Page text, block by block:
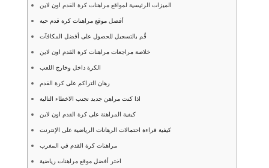
الميزات الرئيسية لمواقع مراهنات كرة القدم اون لاين
أفضل موقع مراهنات كرة قدم حية
قُم بالتسجيل للحصول على أفضل المكافآت
خلاصة مراجعات مراهنات كرة القدم اون لاين
الكرة داخل وخارج اللعب
رهان التراكم على كرة القدم
اذا كنت مراهن جديد تجنب الاخطاء التالية
كيفية المراهنة على كرة القدم اون لاين
كيفية قراءة احتمالات الرهانات الرياضية على الإنترنت
مراهنات كرة القدم في المغرب
اختر أفضل موقع مراهنات رياضية